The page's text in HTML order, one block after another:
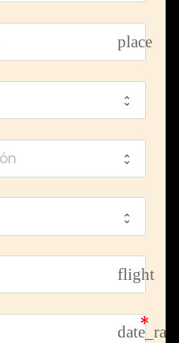
place
flight